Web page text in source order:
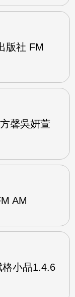
版社 FM
馨吳妍萱
AM
小品1.4.6